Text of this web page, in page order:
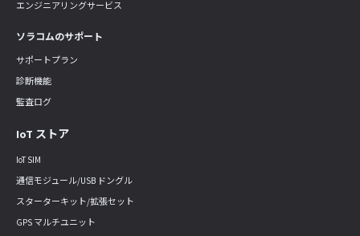
エンジニアリングサービス
ソラコムのサポート
サポートプラン
診断機能
監査ログ
IoT ストア
IoT SIM
通信モジュール/USB ドングル
スターターキット/拡張セット
GPS マルチユニット